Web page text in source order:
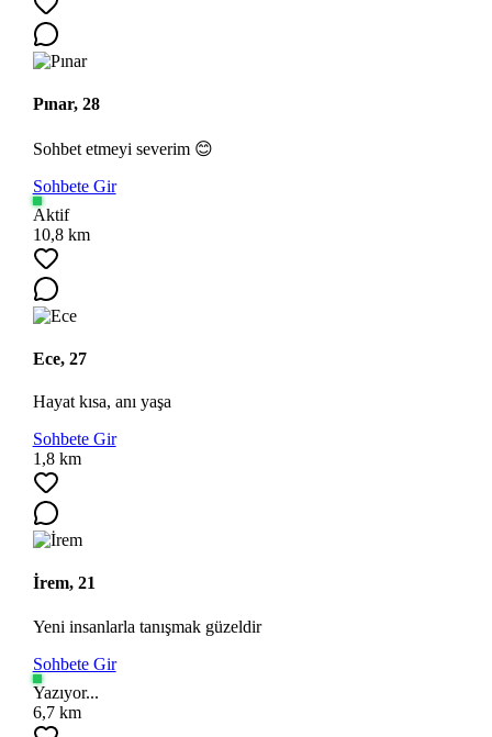
Pınar, 28
Sohbet etmeyi severim 😊
Sohbete Gir
Aktif
10,8 km
Ece, 27
Hayat kısa, anı yaşa
Sohbete Gir
1,8 km
İrem, 21
Yeni insanlarla tanışmak güzeldir
Sohbete Gir
Yazıyor...
6,7 km